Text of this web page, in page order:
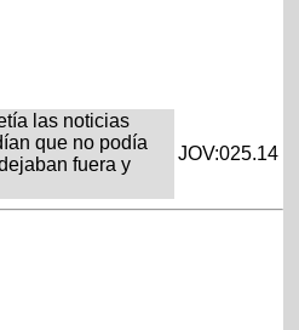
las noticias
que no podía
fuera y
JOV:025.14